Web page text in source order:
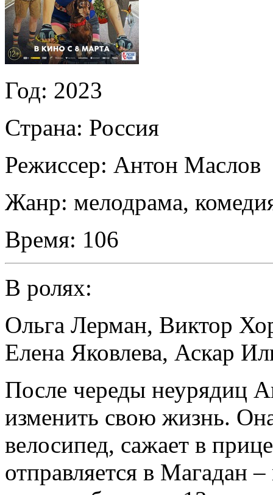
Год: 2023
Страна: Россия
Режиссер: Антон Маслов
Жанр: мелодрама,
Время: 106
В ролях:
Ольга Лерман, Виктор
Елена Яковлева, Аскар
После череды неурядиц
изменить свою жизнь.
велосипед, сажает в
отправляется в Магадан